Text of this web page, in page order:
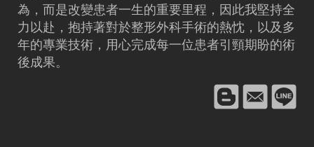
為，而是改變患者一生的重要里程，因此我堅持全
力以赴，抱持著對於整形外科手術的熱忱，以及多
年的專業技術，用心完成每一位患者引頸期盼的術
後成果。